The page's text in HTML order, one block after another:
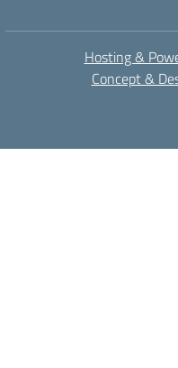
Hosting &
Concept &